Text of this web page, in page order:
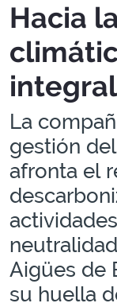
Hacia
La
gestión
afronta el
Aigües de
su huella